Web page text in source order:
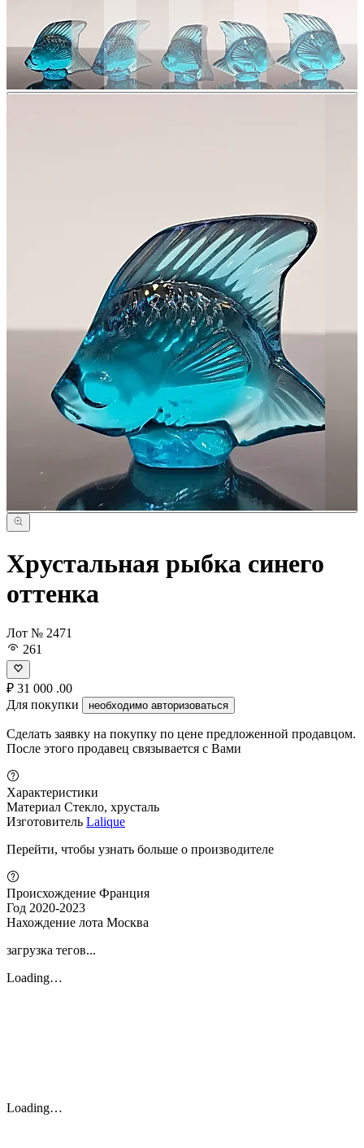
Хрустальная рыбка синего
оттенка
Лот № 2471
261
₽ 31 000 .00
Для покупки
необходимо авторизоваться
Сделать заявку на покупку по цене предложенной продавцом.
После этого продавец связывается с Вами
Характеристики
Материал Стекло, хрусталь
Изготовитель Lalique
Перейти, чтобы узнать больше о производителе
Происхождение Франция
Год 2020-2023
Нахождение лота Москва
загрузка тегов...
Loading…
Loading…